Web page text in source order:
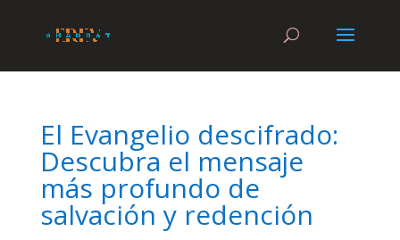
El Evangelio descifrado:
Descubra el mensaje
más profundo de
salvación y redención